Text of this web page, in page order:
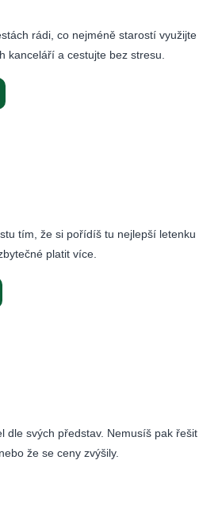
rádi, co nejméně starostí využijte
kanceláří a cestujte bez stresu.
tím, že si pořídíš tu nejlepší letenku
platit více.
dle svých představ. Nemusíš pak řešit
že se ceny zvýšily.